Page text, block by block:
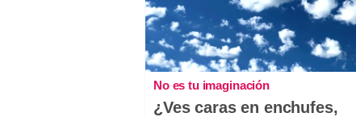
No es tu imaginación
¿Ves caras en enchufes,